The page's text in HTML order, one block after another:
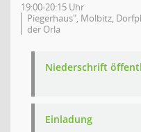
19:00-20:15 Uhr
Piegerhaus", Molbitz,
der Orla
Niederschrift
Einladung